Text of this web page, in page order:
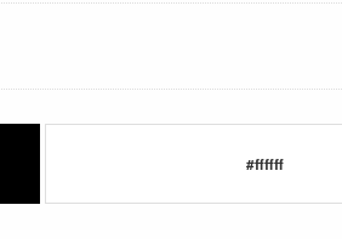
#ffffff